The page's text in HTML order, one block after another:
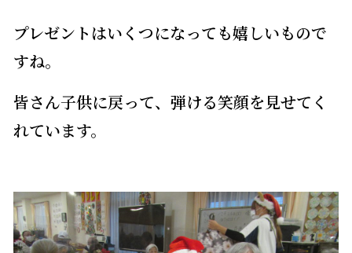
プレゼントはいくつになっても嬉しいもので
すね。
皆さん子供に戻って、弾ける笑顔を見せてく
れています。